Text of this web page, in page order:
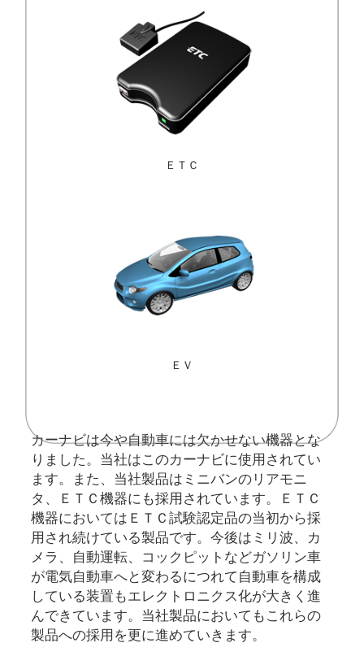
ＥＴＣ
ＥＶ
カーナビは今や自動車には欠かせない機器とな
りました。当社はこのカーナビに使用されてい
ます。また、当社製品はミニバンのリアモニ
タ、ＥＴＣ機器にも採用されています。ＥＴＣ
機器においてはＥＴＣ試験認定品の当初から採
用され続けている製品です。今後はミリ波、カ
メラ、自動運転、コックピットなどガソリン車
が電気自動車へと変わるにつれて自動車を構成
している装置もエレクトロニクス化が大きく進
んできています。当社製品においてもこれらの
製品への採用を更に進めていきます。